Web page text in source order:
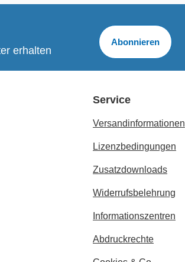
erhalten
Abonnieren
Service
Versandinformationen
Lizenzbedingungen
Zusatzdownloads
Widerrufsbelehrung
Informationszentren
Abdruckrechte